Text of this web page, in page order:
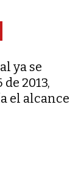
ya se
2013,
el alcance